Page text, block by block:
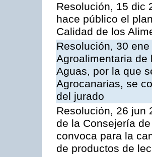
Resolución, 15 dic
hace público el
Calidad de los
Resolución, 30
Agroalimentaria de
Aguas, por la que
Agrocanarias, se
del jurado
Resolución, 26 jun
de la Consejería
convoca para la
de productos de